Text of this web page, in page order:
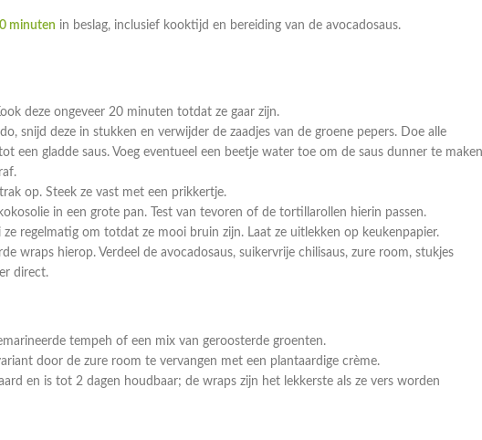
minuten in beslag, inclusief kooktijd en bereiding van de avocadosaus.
deze ongeveer 20 minuten totdat ze gaar zijn.
snijd deze in stukken en verwijder de zaadjes van de groene pepers. Doe alle
een gladde saus. Voeg eventueel een beetje water toe om de saus dunner te
op. Steek ze vast met een prikkertje.
in een grote pan. Test van tevoren of de tortillarollen hierin passen.
regelmatig om totdat ze mooi bruin zijn. Laat ze uitlekken op keukenpapier.
wraps hierop. Verdeel de avocadosaus, suikervrije chilisaus, zure room, stukjes
direct.
tempeh of een mix van geroosterde groenten.
door de zure room te vervangen met een plantaardige crème.
en is tot 2 dagen houdbaar; de wraps zijn het lekkerste als ze vers worden